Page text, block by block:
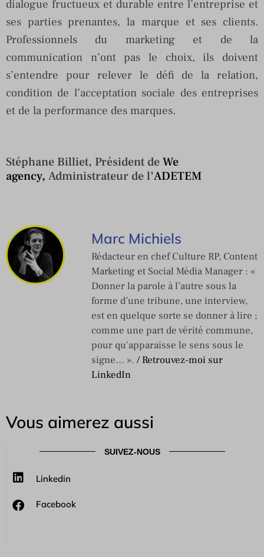
dialogue fructueux et durable entre l’entreprise et
ses parties prenantes, la marque et ses clients.
Professionnels du marketing et de la
communication n’ont pas le choix, ils doivent
s’entendre pour relever le défi de la relation,
condition de l’acceptation sociale des entreprises
et de la performance des marques.
Stéphane Billiet, Président deWe
agency, Administrateur de l’ADETEM
Marc Michiels
Rédacteur en chef Culture RP, Content
Marketing et Social Média Manager : «
Donner la parole à l’autre sous la
forme d’une tribune, une interview,
est en quelque sorte se donner à lire ;
comme une part de vérité commune,
pour qu'apparaisse le sens sous le
signe… ». / Retrouvez-moi sur
LinkedIn
Vous aimerez aussi
SUIVEZ-NOUS
Linkedin
Facebook